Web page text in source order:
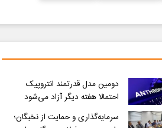
دومین مدل قدرتمند انتروپیک
احتمالا هفته دیگر آزاد می‌شود
سرمایه‌گذاری و حمایت از نخبگان؛